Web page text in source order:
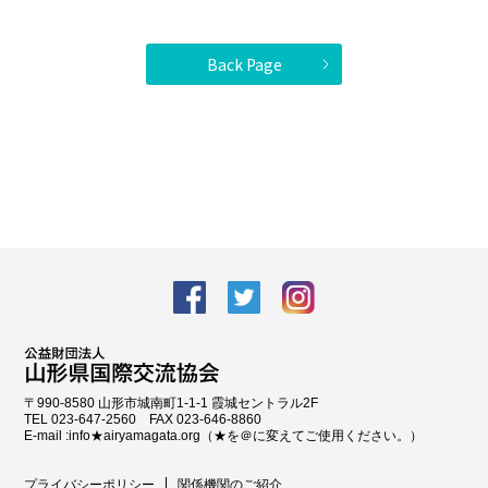
Back Page
facebook Twitter
〒990-8580 山形市城南町1-1-1 霞城セントラル2F
TEL 023-647-2560 FAX 023-646-8860
E-mail :info★airyamagata.org（★を＠に変えてご使用ください。）
プライバシーポリシー 関係機関のご紹介